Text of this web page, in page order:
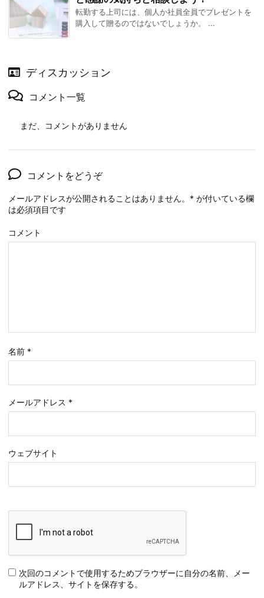
転勤する上司には、個人か社員全員でプレゼントを
購入して贈るのではないでしょうか。 ...
ディスカッション
コメント一覧
まだ、コメントがありません
コメントをどうぞ
メールアドレスが公開されることはありません。 * が付いている欄
は必須項目です
コメント
名前 *
メールアドレス *
ウェブサイト
次回のコメントで使用するためブラウザーに自分の名前、メー
ルアドレス、サイトを保存する。